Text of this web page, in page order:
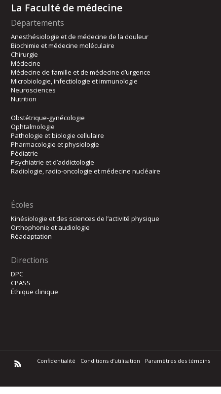
La Faculté de médecine
Départements
Anesthésiologie et de médecine de la douleur
Biochimie et médecine moléculaire
Chirurgie
Médecine
Médecine de famille et de médecine d’urgence
Microbiologie, infectiologie et immunologie
Neurosciences
Nutrition
Obstétrique-gynécologie
Ophtalmologie
Pathologie et biologie cellulaire
Pharmacologie et physiologie
Pédiatrie
Psychiatrie et d’addictologie
Radiologie, radio-oncologie et médecine nucléaire
Écoles
Kinésiologie et des sciences de l’activité physique
Orthophonie et audiologie
Réadaptation
Directions
DPC
CPASS
Éthique clinique
Confidentialité Conditions d’utilisation Paramètres des témoins